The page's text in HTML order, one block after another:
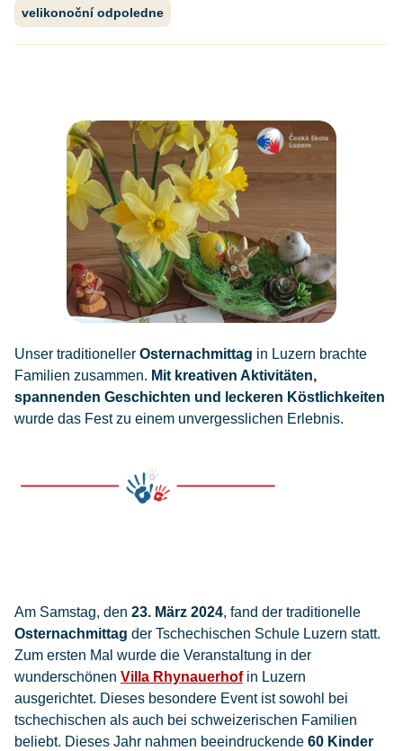
velikonoční odpoledne
Unser traditioneller Osternachmittag in Luzern brachte
Familien zusammen. Mit kreativen Aktivitäten,
spannenden Geschichten und leckeren Köstlichkeiten
wurde das Fest zu einem unvergesslichen Erlebnis.
Am Samstag, den 23. März 2024, fand der traditionelle
Osternachmittag der Tschechischen Schule Luzern statt.
Zum ersten Mal wurde die Veranstaltung in der
wunderschönen Villa Rhynauerhofin Luzern
ausgerichtet. Dieses besondere Event ist sowohl bei
tschechischen als auch bei schweizerischen Familien
beliebt. Dieses Jahr nahmen beeindruckende 60 Kinder